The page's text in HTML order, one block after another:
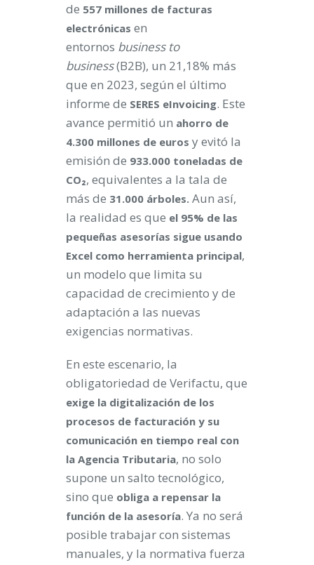
de 557 millones de facturas
electrónicas en
entornos business to
business(B2B), un 21,18% más
que en 2023, según el último
informe de SERES eInvoicing. Este
avance permitió un ahorro de
4.300 millones de euros y evitó la
emisión de 933.000 toneladas de
CO₂, equivalentes a la tala de
más de 31.000 árboles. Aun así,
la realidad es que el 95% de las
pequeñas asesorías sigue usando
Excel como herramienta principal,
un modelo que limita su
capacidad de crecimiento y de
adaptación a las nuevas
exigencias normativas.
En este escenario, la
obligatoriedad de Verifactu, que
exige la digitalización de los
procesos de facturación y su
comunicación en tiempo real con
la Agencia Tributaria, no solo
supone un salto tecnológico,
sino que obliga a repensar la
función de la asesoría. Ya no será
posible trabajar con sistemas
manuales, y la normativa fuerza